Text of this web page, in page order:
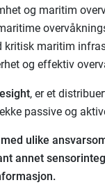
og maritim
maritim
og effektiv
, er et
passive og
ulike
annet